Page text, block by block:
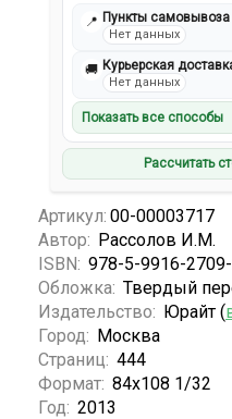
📍 Пункты самовывоза
Нет данных
🚚 Курьерская
Нет данных
Показать все способы
Рассчитать
Артикул: 00-00003717
Автор: Рассолов И.М.
ISBN: 978-5-9916-
Обложка: Твердый
Издательство: Юрайт (
Город: Москва
Страниц: 444
Формат: 84х108 1/32
Год: 2013